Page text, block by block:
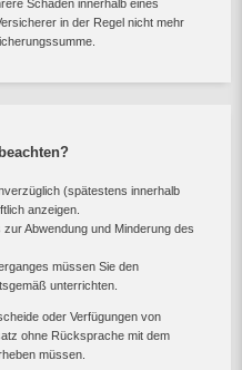
Schäden innerhalb eines
in der Regel nicht mehr
(spätestens innerhalb
anzeigen.
Abwendung und Minderung des
müssen Sie den
unterrichten.
oder Verfügungen von
ohne Rücksprache mit dem
müssen.